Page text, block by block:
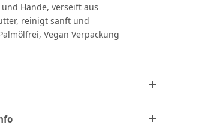
und Hände, verseift aus
reinigt sanft und
Vegan Verpackung